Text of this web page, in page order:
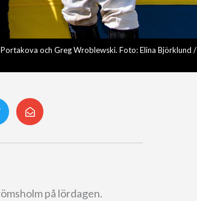
och Greg Wroblewski. Foto: Elina Björklund /
på lördagen.